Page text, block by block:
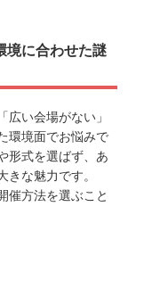
境に合わせた謎
い会場がない」
環境面でお悩みで
形式を選ばず、あ
きな魅力です。
催方法を選ぶこと